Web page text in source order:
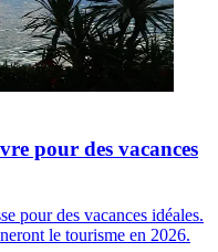
pour des vacances
pour des vacances idéales.
le tourisme en 2026.